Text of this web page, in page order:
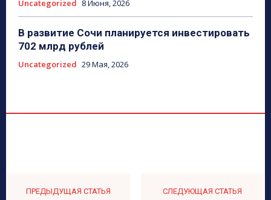
Uncategorized 8 Июня, 2026
В развитие Сочи планируется инвестировать
702 млрд рублей
Uncategorized 29 Мая, 2026
ПРЕДЫДУЩАЯ СТАТЬЯ СЛЕДУЮЩАЯ СТАТЬЯ